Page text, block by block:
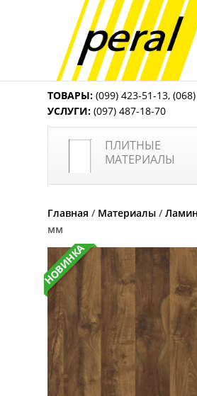
ТОВАРЫ: (099) 423-51-13,
УСЛУГИ: (097) 487-18-70
ПЛИТНЫЕ
МАТЕРИАЛЫ
Главная / Материалы /
мм
НОВИНКА